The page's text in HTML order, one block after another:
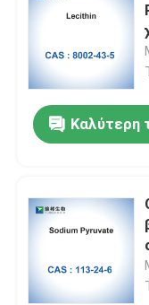
Καλύτερη